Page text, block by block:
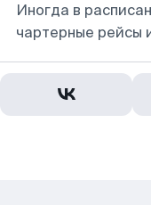
Иногда в
чартерные рейсы